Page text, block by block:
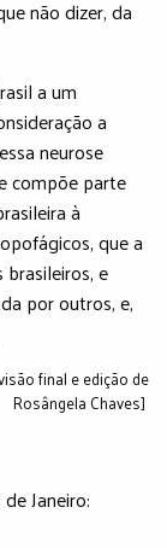
não dizer, da
a um
a
neurose
compõe parte
à
que a
brasileiros, e
por outros, e,
final e edição de
Rosângela Chaves]
Janeiro: